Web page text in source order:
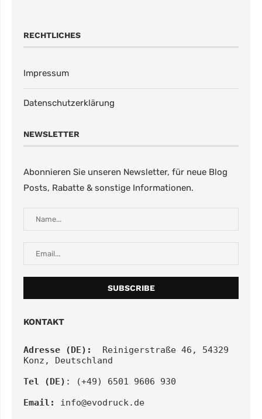
RECHTLICHES
Impressum
Datenschutzerklärung
NEWSLETTER
Abonnieren Sie unseren Newsletter, für neue Blog
Posts, Rabatte & sonstige Informationen.
KONTAKT
Adresse (DE):
Reinigerstraße 46, 54329
Konz, Deutschland
Tel (DE) : (+49) 6501 9606 930
Email:
info@evodruck.de